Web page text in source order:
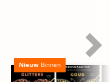
Nieuw Binnen